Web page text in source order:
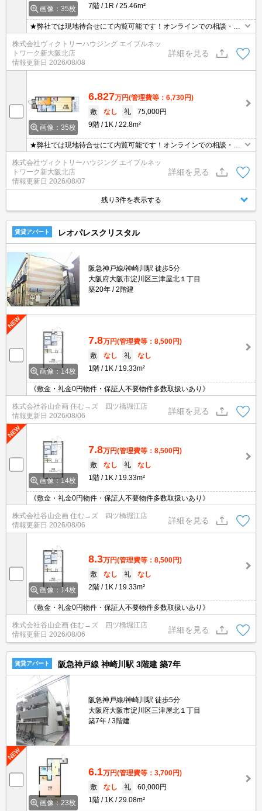
画像：35枚 7階 1R 25.46m²
★弊社では現地待合せにて内覧可能です！オンラインでの相談・内
覧も可能です！★
株式会社ヴィクトリーハウジング エイブルネッ
トワーク新大阪北店
情報更新日 2026/08/08
詳細を見る
画像：35枚
6.827万円(管理費等：6,730円)
敷
なし 礼
75,000円
9階
1K 22.8m²
★弊社では現地待合せにて内覧可能です！オンラインでの相談・内
覧も可能です！★
株式会社ヴィクトリーハウジング エイブルネッ
トワーク新大阪北店
情報更新日 2026/08/07
詳細を見る
残り3件を表示する
賃貸アパート レオパレスクリスタル
阪急神戸線/神崎川駅 徒歩5分
大阪府大阪市淀川区三津屋北１丁目
築20年
2階建
画像：14枚
7.8万円(管理費等：8,500円)
敷
なし 礼
なし
1階
1K 19.33m²
《敷金・礼金0円物件・保証人不要物件多数取扱いあり》
株式会社谷山企画 住む→ズ 四ツ橋堀江店
情報更新日 2026/08/06
詳細を見る
画像：14枚
7.8万円(管理費等：8,500円)
敷
なし 礼
なし
1階
1K 19.33m²
《敷金・礼金0円物件・保証人不要物件多数取扱いあり》
株式会社谷山企画 住む→ズ 四ツ橋堀江店
情報更新日 2026/08/06
詳細を見る
画像：14枚
8.3万円(管理費等：8,500円)
敷
なし 礼
なし
2階
1K 19.33m²
《敷金・礼金0円物件・保証人不要物件多数取扱いあり》
株式会社谷山企画 住む→ズ 四ツ橋堀江店
情報更新日 2026/08/06
詳細を見る
賃貸アパート 阪急神戸線 神崎川駅 3階建 築7年
阪急神戸線/神崎川駅 徒歩5分
大阪府大阪市淀川区三津屋北１丁目
築7年
3階建
画像：23枚
6.1万円(管理費等：3,700円)
敷
なし 礼
60,000円
1階
1K 29.08m²